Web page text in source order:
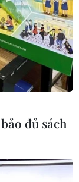
(Vietnam+)
đủ sách